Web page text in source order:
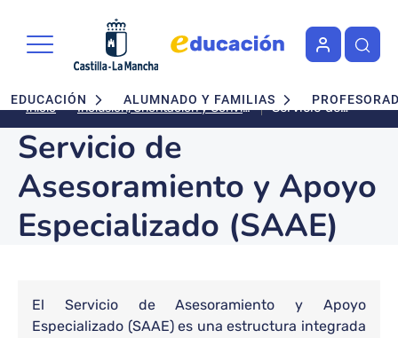
Navegación principal
EDUCACIÓN ALUMNADO Y FAMILIAS
Inicio Inclusión, Orientación y Convivencia
Servicio de
Asesoramiento
(SAAE)
Servicio de
Asesoramiento y Apoyo
Especializado (SAAE)
Bloque de contenido
El Servicio de Asesoramiento y Apoyo
Especializado (SAAE) es una estructura integrada